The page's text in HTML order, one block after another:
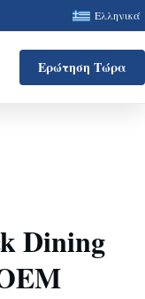
Ελληνικά
Ερώτηση Τώρα
Dining